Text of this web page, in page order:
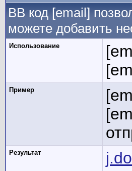
BB код [email]
можете добавить
Использование
Пример
Результат